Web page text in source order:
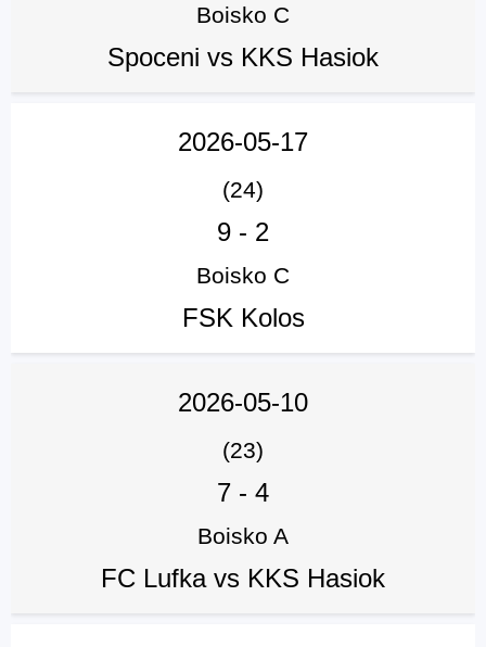
Boisko C
Spoceni vs KKS Hasiok
2026-05-17
(24)
9 - 2
Boisko C
FSK Kolos
2026-05-10
(23)
7 - 4
Boisko A
FC Lufka vs KKS Hasiok